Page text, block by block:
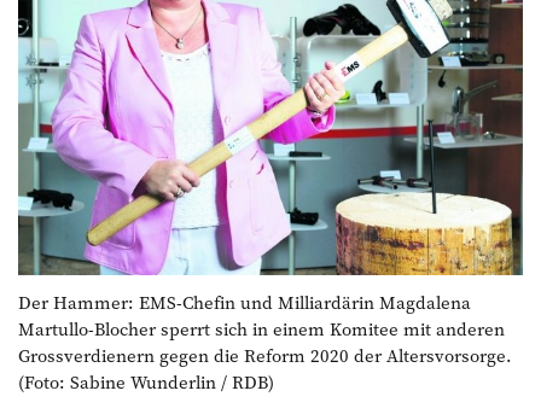
Der Hammer: EMS-Chefin und Milliardärin Magdalena
Martullo-Blocher sperrt sich in einem Komitee mit anderen
Grossverdienern gegen die Reform 2020 der Altersvorsorge.
(Foto: Sabine Wunderlin / RDB)